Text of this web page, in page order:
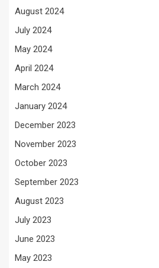
August 2024
July 2024
May 2024
April 2024
March 2024
January 2024
December 2023
November 2023
October 2023
September 2023
August 2023
July 2023
June 2023
May 2023